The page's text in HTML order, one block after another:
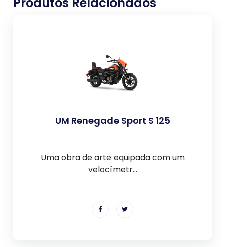
UM Renegade Sport S 125
Uma obra de arte equipada com um
velocímetr...